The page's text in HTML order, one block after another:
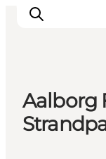
Oplevelser
Planlæg
Aalborg